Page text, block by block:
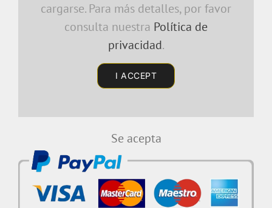
cargarse. Para más detalles, por favor
consulta nuestra Política de
privacidad.
I ACCEPT
Se acepta